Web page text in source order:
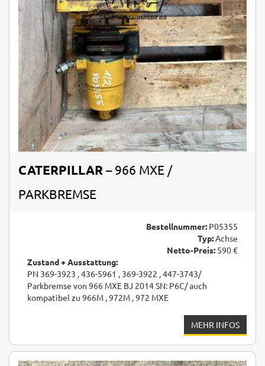
CATERPILLAR – 966 MXE /
PARKBREMSE
Bestellnummer: P05355
Typ:Achse
Netto-Preis: 590 €
Zustand + Ausstattung:
PN 369-3923 , 436-5961 , 369-3922 , 447-3743/
Parkbremse von 966 MXE BJ 2014 SN: P6C/ auch
kompatibel zu 966M , 972M , 972 MXE
MEHR INFOS